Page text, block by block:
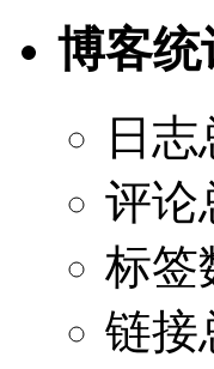
博客统
日
评论
标签
链接